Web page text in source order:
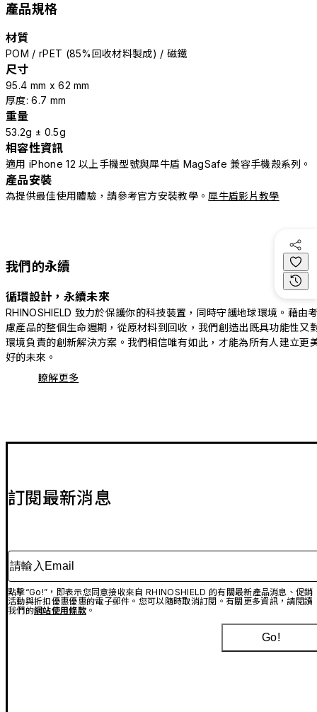
產品規格
材質
POM / rPET (85%回收材料製成) / 磁鐵
尺寸
95.4 mm x 62 mm
厚度: 6.7 mm
重量
53.2g ± 0.5g
相容性資訊
適用 iPhone 12 以上手機型號與犀牛盾 MagSafe 兼容手機殼系列。
產品安裝
為提供最佳使用體驗，請參考官方安裝教學。 犀牛盾影片教學
我們的永續
循環設計，永續未來
RHINOSHIELD 致力於保護你的科技裝置，同時守護地球環境。藉由
慮產品的整個生命週期，從原材料到回收，我們創造出既具功能性又
環境負責的創新解決方案。我們相信唯有如此，才能為所有人建立更
好的未來。
瞭解更多
訂閱最新消息
請輸入Email
點擊“Go!”，即表示您同意接收來自 RHINOSHIELD 的有關最新產品消息、促銷
活動與折扣優惠優惠的電子郵件。您可以隨時取消訂閱。有關更多資訊，請閱讀
我們的網站使用條款。
Go!